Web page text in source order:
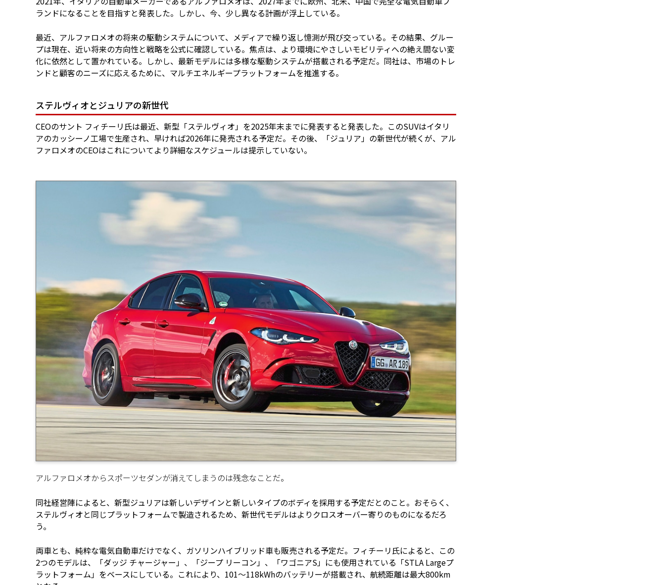
ランドになることを目指すと発表した。しかし、今、少し異なる計画が浮上している。
最近、アルファロメオの将来の駆動システムについて、メディアで繰り返し憶測が飛び交っている。その結果、グルー
プは現在、近い将来の方向性と戦略を公式に確認している。焦点は、より環境にやさしいモビリティへの絶え間ない変
化に依然として置かれている。しかし、最新モデルには多様な駆動システムが搭載される予定だ。同社は、市場のトレ
ンドと顧客のニーズに応えるために、マルチエネルギープラットフォームを推進する。
ステルヴィオとジュリアの新世代
CEOのサント フィチーリ氏は最近、新型「ステルヴィオ」を2025年末までに発表すると発表した。このSUVはイタリ
アのカッシーノ工場で生産され、早ければ2026年に発売される予定だ。その後、「ジュリア」の新世代が続くが、アル
ファロメオのCEOはこれについてより詳細なスケジュールは提示していない。
アルファロメオからスポーツセダンが消えてしまうのは残念なことだ。
同社経営陣によると、新型ジュリアは新しいデザインと新しいタイプのボディを採用する予定だとのこと。おそらく、
ステルヴィオと同じプラットフォームで製造されるため、新世代モデルはよりクロスオーバー寄りのものになるだろ
う。
両車とも、純粋な電気自動車だけでなく、ガソリンハイブリッド車も販売される予定だ。フィチーリ氏によると、この
2つのモデルは、「ダッジ チャージャー」、「ジープ リーコン」、「ワゴニアS」にも使用されている「STLA Largeプ
ラットフォーム」をベースにしている。これにより、101～118kWhのバッテリーが搭載され、航続距離は最大800km